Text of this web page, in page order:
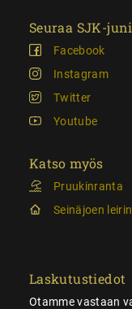
Seuraa SJK-
Facebook
Instagram
Twitter
Youtube
Katso myös
Pruukinranta
Seinäjoen
Laskutustiedot
Otamme vastaan